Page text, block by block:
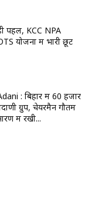
पहल, KCC NPA
योजना में भारी छूट
: बिहार में 60 हजार
ग्रुप, चेयरमैन गौतम
में रखी...